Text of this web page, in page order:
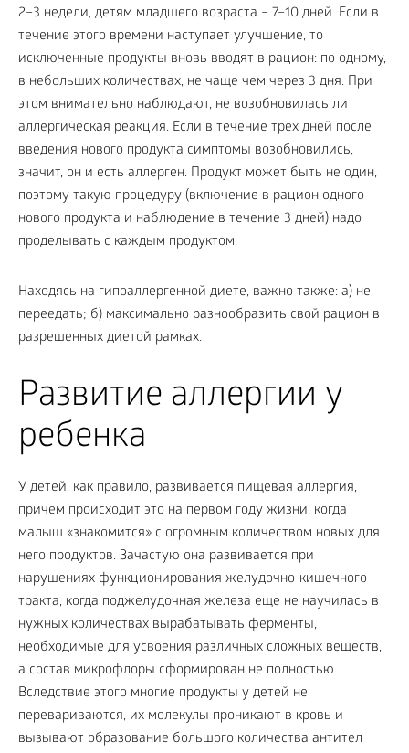
2–3 недели, детям младшего возраста – 7–10 дней. Если в
течение этого времени наступает улучшение, то
исключенные продукты вновь вводят в рацион: по одному,
в небольших количествах, не чаще чем через 3 дня. При
этом внимательно наблюдают, не возобновилась ли
аллергическая реакция. Если в течение трех дней после
введения нового продукта симптомы возобновились,
значит, он и есть аллерген. Продукт может быть не один,
поэтому такую процедуру (включение в рацион одного
нового продукта и наблюдение в течение 3 дней) надо
проделывать с каждым продуктом.
Находясь на гипоаллергенной диете, важно также: а) не
переедать; б) максимально разнообразить свой рацион в
разрешенных диетой рамках.
Развитие аллергии у
ребенка
У детей, как правило, развивается пищевая аллергия,
причем происходит это на первом году жизни, когда
малыш «знакомится» с огромным количеством новых для
него продуктов. Зачастую она развивается при
нарушениях функционирования желудочно-кишечного
тракта, когда поджелудочная железа еще не научилась в
нужных количествах вырабатывать ферменты,
необходимые для усвоения различных сложных веществ,
а состав микрофлоры сформирован не полностью.
Вследствие этого многие продукты у детей не
перевариваются, их молекулы проникают в кровь и
вызывают образование большого количества антител